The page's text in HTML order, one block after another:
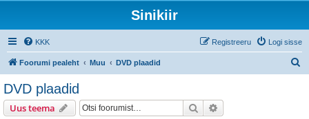
Sinikiir
KKK Logi sisse
Registreeru
Foorumi pealeht Muu DVD plaadid
DVD plaadid
Uus teema Otsi